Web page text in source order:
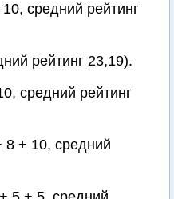
средний рейтинг
рейтинг 23,19).
средний рейтинг
+ 10, средний